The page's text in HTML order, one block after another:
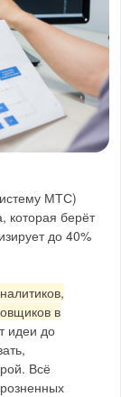
МТС)
которая берёт
до 40%
в
идеи до
Всё